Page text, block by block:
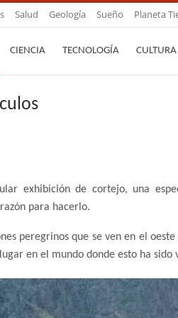
Salud Geología Sueño Planeta
CIENCIA TECNOLOGÍA CULTURA
exhibición de cortejo, una
para hacerlo.
peregrinos que se ven en el
en el mundo donde esto ha sido